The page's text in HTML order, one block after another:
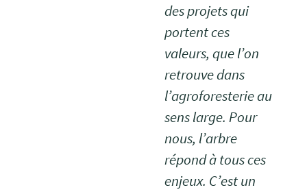
des projets qui
portent ces
valeurs, que l’on
retrouve dans
l’agroforesterie au
sens large. Pour
nous, l’arbre
répond à tous ces
enjeux. C’est un